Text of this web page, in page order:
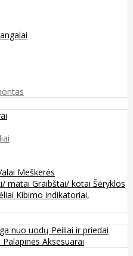
Meškerės
matai Graibštai/ kotai Šėryklos
Kibimo indikatoriai,
nuo uodų Peiliai ir priedai
Palapinės Aksesuarai